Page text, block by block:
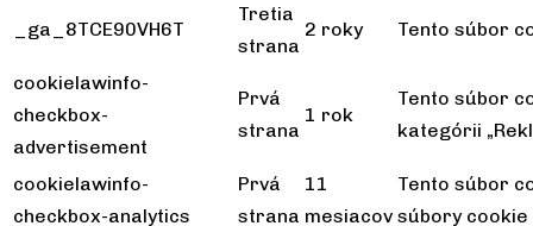
_ga_8TCE90VH6T
Tretia
strana
2 roky Tento súbor
cookielawinfo-
checkbox-
advertisement
Prvá
strana
1 rok
Tento súbor
kategórii
cookielawinfo-
checkbox-analytics
Prvá
strana
11
mesiacov
Tento súbor
súbory cookie